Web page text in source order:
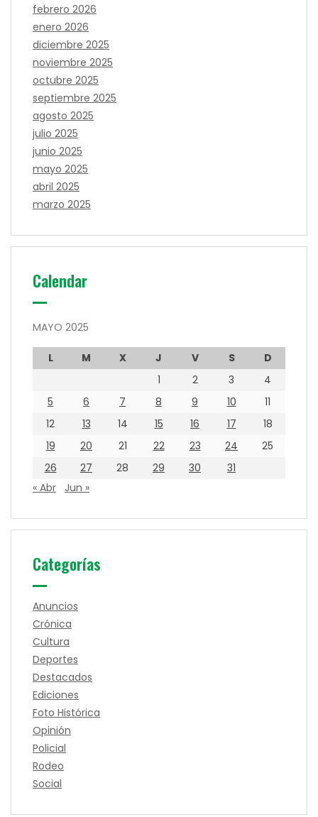
febrero 2026
enero 2026
diciembre 2025
noviembre 2025
octubre 2025
septiembre 2025
agosto 2025
julio 2025
junio 2025
mayo 2025
abril 2025
marzo 2025
Calendar
MAYO 2025
L M X J V S
D
1
2 3
4
5
6 7 8 9 10
11
12
13 14 15 16 17
18
19
20 21 22 23 24
25
26
27 28 29 30
31
« Abr
Jun »
Categorías
Anuncios
Crónica
Cultura
Deportes
Destacados
Ediciones
Foto Histórica
Opinión
Policial
Rodeo
Social